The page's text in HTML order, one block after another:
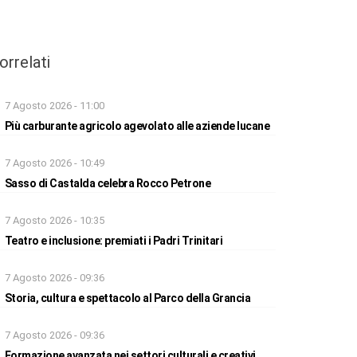
7 Agosto 2026 - 11:00
Più carburante agricolo agevolato alle aziende lucane
7 Agosto 2026 - 10:49
Sasso di Castalda celebra Rocco Petrone
7 Agosto 2026 - 10:35
Teatro e inclusione: premiati i Padri Trinitari
7 Agosto 2026 - 09:36
Storia, cultura e spettacolo al Parco della Grancia
7 Agosto 2026 - 09:36